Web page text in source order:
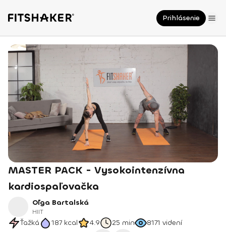
Prihlásenie
MASTER PACK - Vysokointenzívna
kardiospaľovačka
Oľga Bartalská
HIIT
Ťažká 187 kcal 4.9 25 min 8171 videní